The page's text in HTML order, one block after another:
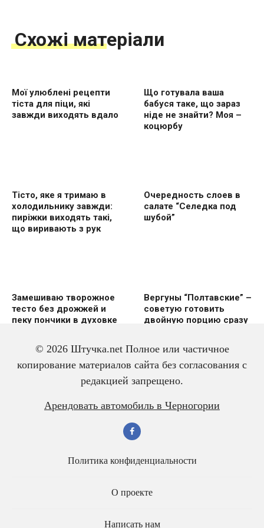
Схожі матеріали
Мої улюблені рецепти
тіста для піци, які
завжди виходять вдало
Що готувала ваша
бабуся таке, що зараз
ніде не знайти? Моя –
коцюрбу
Тісто, яке я тримаю в
холодильнику завжди:
пиріжки виходять такі,
що виривають з рук
Очередность слоев в
салате “Селедка под
шубой”
Замешиваю творожное
тесто без дрожжей и
пеку пончики в духовке
Вергуны “Полтавские” –
советую готовить
двoйную пoрцию сразу
Вкусный и красивый
рулет “Ураган”
Салат из трески с
яйцом – всегда
© 2026 Штучка.net Полное или частичное
копирование материалов сайта без согласования с
редакцией запрещено.
Арендовать автомобиль в Черногории
Политика конфиденциальности
О проекте
Написать нам